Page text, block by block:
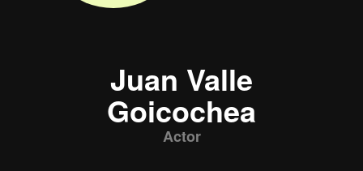
Juan Valle
Goicochea
Actor